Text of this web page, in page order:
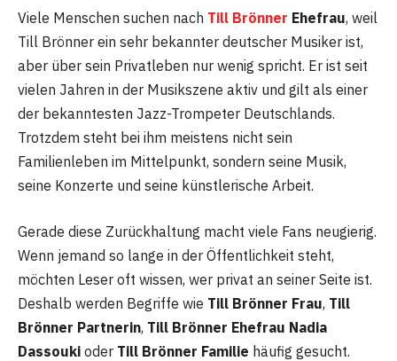
Viele Menschen suchen nach Till Brönner Ehefrau, weil
Till Brönner ein sehr bekannter deutscher Musiker ist,
aber über sein Privatleben nur wenig spricht. Er ist seit
vielen Jahren in der Musikszene aktiv und gilt als einer
der bekanntesten Jazz-Trompeter Deutschlands.
Trotzdem steht bei ihm meistens nicht sein
Familienleben im Mittelpunkt, sondern seine Musik,
seine Konzerte und seine künstlerische Arbeit.
Gerade diese Zurückhaltung macht viele Fans neugierig.
Wenn jemand so lange in der Öffentlichkeit steht,
möchten Leser oft wissen, wer privat an seiner Seite ist.
Deshalb werden Begriffe wie Till Brönner Frau, Till
Brönner Partnerin, Till Brönner Ehefrau Nadia
Dassouki oder Till Brönner Familie häufig gesucht.